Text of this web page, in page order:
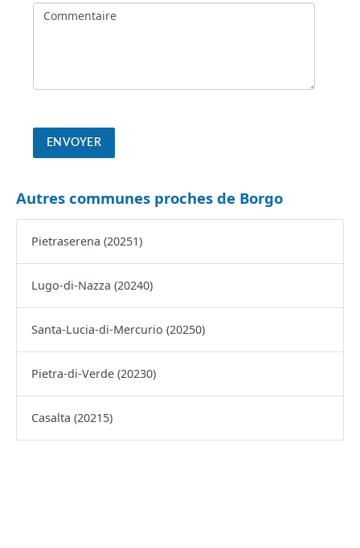
Autres communes proches de Borgo
Pietraserena (20251)
Lugo-di-Nazza (20240)
Santa-Lucia-di-Mercurio (20250)
Pietra-di-Verde (20230)
Casalta (20215)